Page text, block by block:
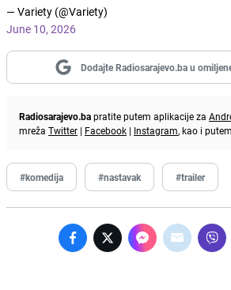
— Variety (@Variety)
June 10, 2026
Dodajte Radiosarajevo.ba u
Radiosarajevo.bapratite putem aplikacije za
mreža Twitter | Facebook | Instagram, kao i
#komedija #nastavak #trailer